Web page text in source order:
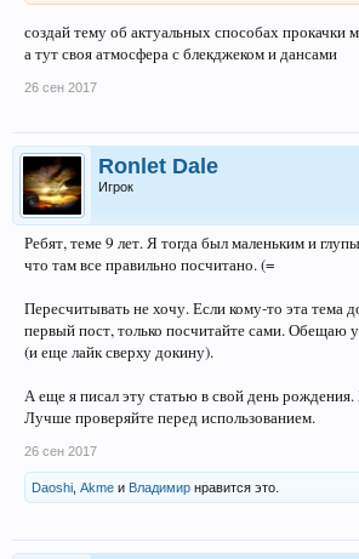
создай тему об актуальных способах прокачки
а тут своя атмосфера с блекджеком и дансами
26 сен 2017
Ronlet Dale
Игрок
Ребят, теме 9 лет. Я тогда был маленьким и
что там все правильно посчитано. (=
Пересчитывать не хочу. Если кому-то эта тема
первый пост, только посчитайте сами. Обещаю
(и еще лайк сверху докину).
А еще я писал эту статью в свой день
Лучше проверяйте перед использованием.
26 сен 2017
Daoshi Akme и Владимир нравится это.